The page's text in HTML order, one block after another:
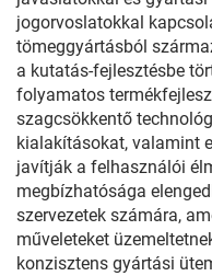
jogorvoslatokkal
tömeggyártásból
a kutatás-fejlesztésbe
folyamatos
szagcsökkentő
kialakításokat, valamint
javítják a felhasználói
megbízhatósága
szervezetek számára,
műveleteket
konzisztens gyártási